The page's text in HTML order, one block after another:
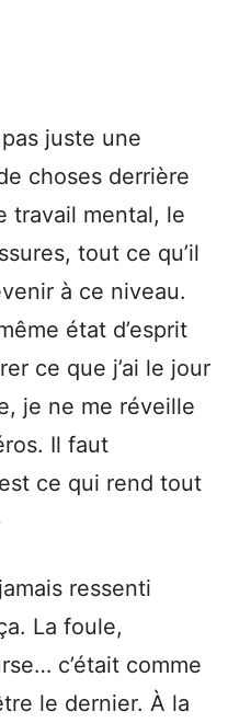
juste une
choses derrière
travail mental, le
tout ce qu’il
à ce niveau.
état d’esprit
ce que j’ai le jour
je ne me réveille
Il faut
ce qui rend tout
ressenti
La foule,
c’était comme
le dernier. À la